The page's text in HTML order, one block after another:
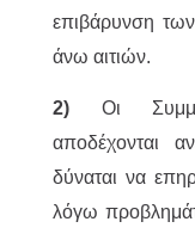
επιβάρυνση
άνω αιτιών.
2) Οι
αποδέχονται
δύναται να
λόγω